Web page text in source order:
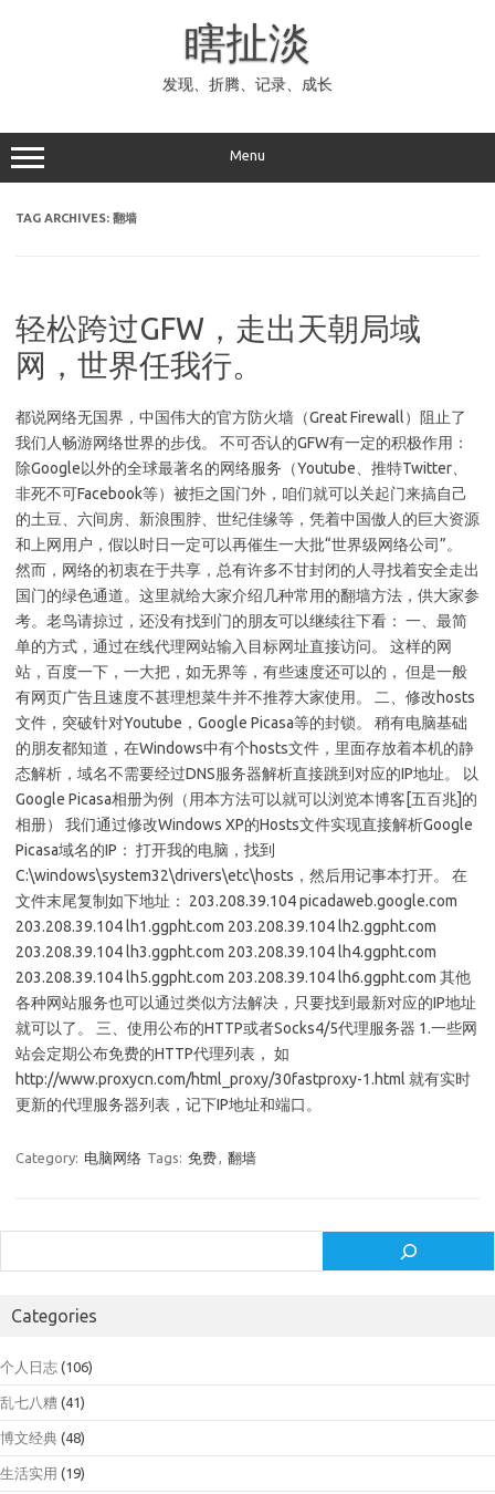
瞎扯淡
发现、折腾、记录、成长
Menu
TAG ARCHIVES: 翻墙
轻松跨过GFW，走出天朝局域
网，世界任我行。
都说网络无国界，中国伟大的官方防火墙（Great Firewall）阻止了
我们人畅游网络世界的步伐。 不可否认的GFW有一定的积极作用：
除Google以外的全球最著名的网络服务（Youtube、推特Twitter、
非死不可Facebook等）被拒之国门外，咱们就可以关起门来搞自己
的土豆、六间房、新浪围脖、世纪佳缘等，凭着中国傲人的巨大资源
和上网用户，假以时日一定可以再催生一大批“世界级网络公司”。
然而，网络的初衷在于共享，总有许多不甘封闭的人寻找着安全走出
国门的绿色通道。这里就给大家介绍几种常用的翻墙方法，供大家参
考。老鸟请掠过，还没有找到门的朋友可以继续往下看： 一、最简
单的方式，通过在线代理网站输入目标网址直接访问。 这样的网
站，百度一下，一大把，如无界等，有些速度还可以的， 但是一般
有网页广告且速度不甚理想菜牛并不推荐大家使用。 二、修改hosts
文件，突破针对Youtube，Google Picasa等的封锁。 稍有电脑基础
的朋友都知道，在Windows中有个hosts文件，里面存放着本机的静
态解析，域名不需要经过DNS服务器解析直接跳到对应的IP地址。 以
Google Picasa相册为例（用本方法可以就可以浏览本博客[五百兆]的
相册） 我们通过修改Windows XP的Hosts文件实现直接解析Google
Picasa域名的IP： 打开我的电脑，找到
C:\windows\system32\drivers\etc\hosts，然后用记事本打开。 在
文件末尾复制如下地址： 203.208.39.104 picadaweb.google.com
203.208.39.104 lh1.ggpht.com 203.208.39.104 lh2.ggpht.com
203.208.39.104 lh3.ggpht.com 203.208.39.104 lh4.ggpht.com
203.208.39.104 lh5.ggpht.com 203.208.39.104 lh6.ggpht.com 其他
各种网站服务也可以通过类似方法解决，只要找到最新对应的IP地址
就可以了。 三、使用公布的HTTP或者Socks4/5代理服务器 1.一些网
站会定期公布免费的HTTP代理列表， 如
http://www.proxycn.com/html_proxy/30fastproxy-1.html 就有实时
更新的代理服务器列表，记下IP地址和端口。
Category: 电脑网络 Tags: 免费, 翻墙
Categories
个人日志 (106)
乱七八糟 (41)
博文经典 (48)
生活实用 (19)